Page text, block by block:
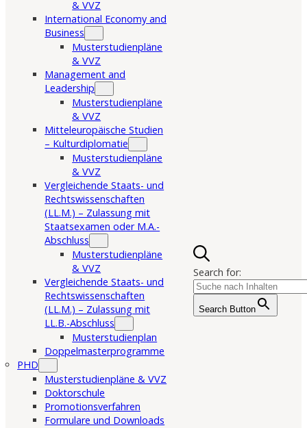
& VVZ
International Economy and
Business
Musterstudienpläne
& VVZ
Management and
Leadership
Musterstudienpläne
& VVZ
Mitteleuropäische Studien
– Kulturdiplomatie
Musterstudienpläne
& VVZ
Vergleichende Staats- und
Rechtswissenschaften
(LL.M.) – Zulassung mit
Staatsexamen oder M.A.-
Abschluss
Musterstudienpläne
& VVZ
Vergleichende Staats- und
Rechtswissenschaften
(LL.M.) – Zulassung mit
LL.B.-Abschluss
Musterstudienplan
Doppelmasterprogramme
PHD
Musterstudienpläne & VVZ
Doktorschule
Promotionsverfahren
Formulare und Downloads
Search for:
Search Button